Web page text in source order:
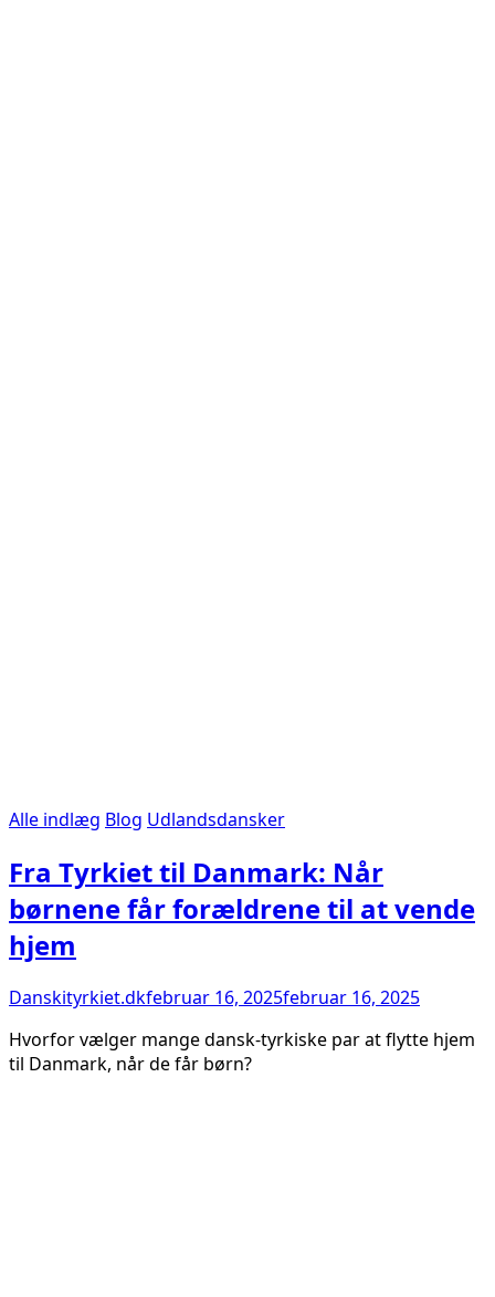
Alle indlæg Blog Udlandsdansker
Fra Tyrkiet til Danmark: Når
børnene får forældrene til at vende
hjem
Danskityrkiet.dkfebruar 16, 2025februar 16, 2025
Hvorfor vælger mange dansk-tyrkiske par at flytte hjem
til Danmark, når de får børn?